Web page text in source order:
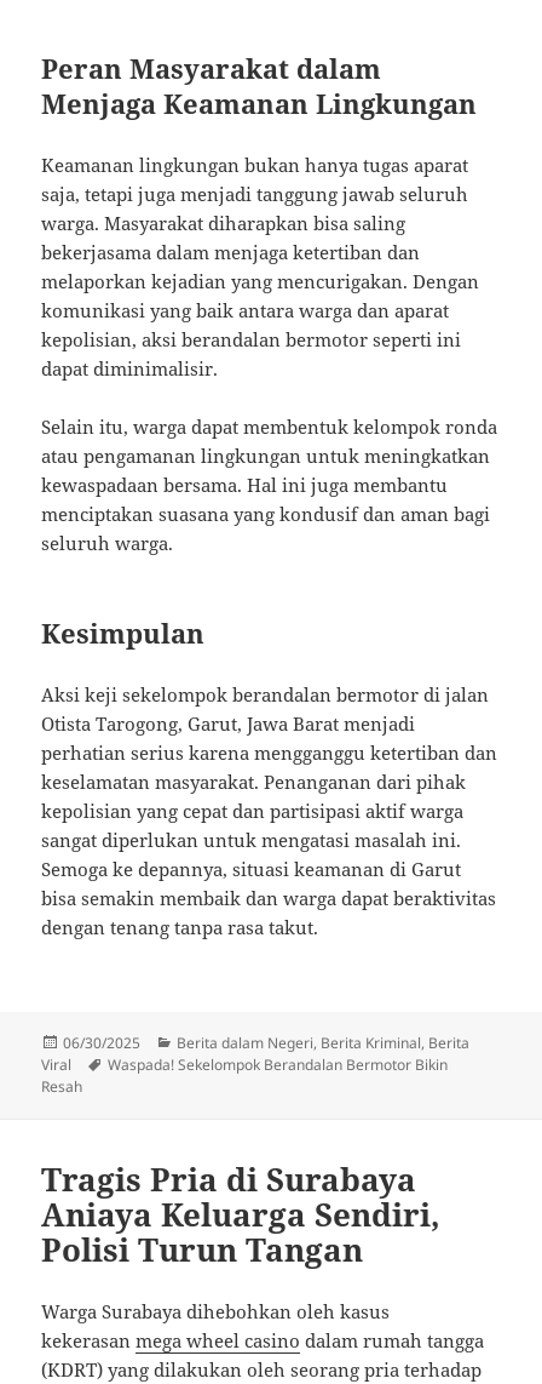
Peran Masyarakat dalam
Menjaga Keamanan Lingkungan
Keamanan lingkungan bukan hanya tugas aparat
saja, tetapi juga menjadi tanggung jawab seluruh
warga. Masyarakat diharapkan bisa saling
bekerjasama dalam menjaga ketertiban dan
melaporkan kejadian yang mencurigakan. Dengan
komunikasi yang baik antara warga dan aparat
kepolisian, aksi berandalan bermotor seperti ini
dapat diminimalisir.
Selain itu, warga dapat membentuk kelompok ronda
atau pengamanan lingkungan untuk meningkatkan
kewaspadaan bersama. Hal ini juga membantu
menciptakan suasana yang kondusif dan aman bagi
seluruh warga.
Kesimpulan
Aksi keji sekelompok berandalan bermotor di jalan
Otista Tarogong, Garut, Jawa Barat menjadi
perhatian serius karena mengganggu ketertiban dan
keselamatan masyarakat. Penanganan dari pihak
kepolisian yang cepat dan partisipasi aktif warga
sangat diperlukan untuk mengatasi masalah ini.
Semoga ke depannya, situasi keamanan di Garut
bisa semakin membaik dan warga dapat beraktivitas
dengan tenang tanpa rasa takut.
Diposkan
pada
06/30/2025 Kategori
Berita dalam Negeri, Berita Kriminal, Berita
Viral
Tag
Waspada! Sekelompok Berandalan Bermotor Bikin
Resah
Tragis Pria di Surabaya
Aniaya Keluarga Sendiri,
Polisi Turun Tangan
Warga Surabaya dihebohkan oleh kasus
kekerasanmega wheel casino dalam rumah tangga
(KDRT) yang dilakukan oleh seorang pria terhadap